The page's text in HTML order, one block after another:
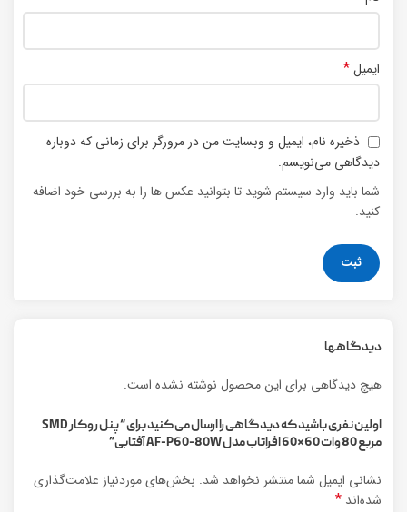
ایمیل*
ذخیره نام، ایمیل و وبسایت من در مرورگر برای زمانی که دوباره
دیدگاهی می‌نویسم.
شما باید وارد سیستم شوید تا بتوانید عکس ها را به بررسی خود اضافه
کنید.
دیدگاهها
هیچ دیدگاهی برای این محصول نوشته نشده است.
اولین نفری باشید که دیدگاهی را ارسال می کنید برای “پنل روکار SMD
مربع 80 وات 60×60 افراتاب مدل AF-P60-80W آفتابی”
نشانی ایمیل شما منتشر نخواهد شد. بخش‌های موردنیاز علامت‌گذاری
شده‌اند *